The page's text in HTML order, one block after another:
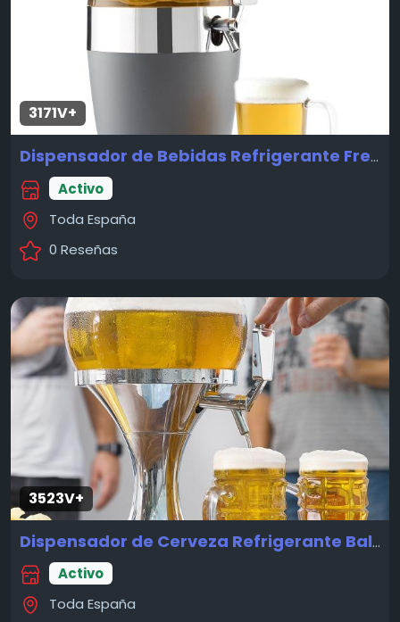
3171V+
Dispensador de Bebidas Refrigerante Freer InnovaGoods
Activo
Toda España
0 Reseñas
3523V+
Dispensador de Cerveza Refrigerante Ball InnovaGoods
Activo
Toda España